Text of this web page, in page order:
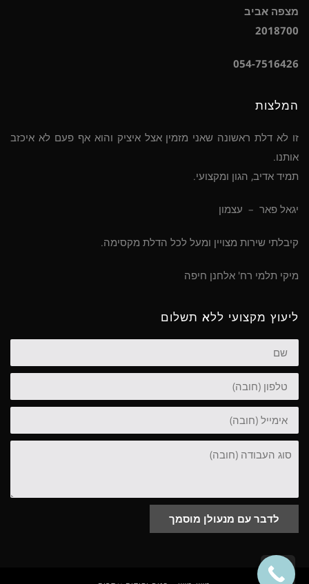
מצפה אביב
2018700
054-7516426
המלצות
זו לא דלת ראשונה שאני מזמין אצל איציק והוא אף פעם לא איכזב
אותנו.
תמיד אדיב, הגון ומקצועי.
יגאל פאר – עצמון
קיבלתי שירות מצויין ומעל לכל הדלת מקסימה.
מיקי תלמי רח' אלחנן חיפה
ליעוץ מקצועי ללא תשלום
שם
טלפון
אימייל
סוג
העבודה
לדבר עם מנעולן מוסמך
גלילה